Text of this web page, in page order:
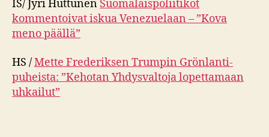
IS/ Jyri Huttunen Suomalais­poliitikot
kommentoivat iskua Venezuelaan – ”Kova
meno päällä”
HS /Mette Frederiksen Trumpin Grönlanti-
puheista: ”Kehotan Yhdysvaltoja lopettamaan
uhkailut”